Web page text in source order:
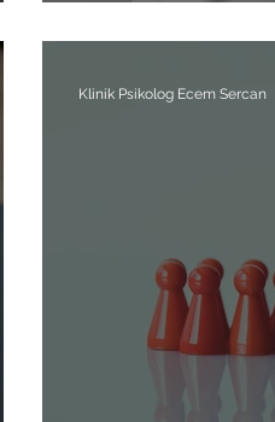
Klinik Psikolog Ecem Sercan